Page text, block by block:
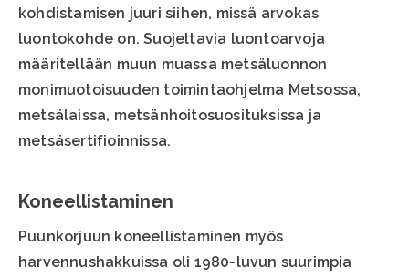
kohdistamisen juuri siihen, missä arvokas
luontokohde on. Suojeltavia luontoarvoja
määritellään muun muassa metsäluonnon
monimuotoisuuden toimintaohjelma Metsossa,
metsälaissa, metsänhoitosuosituksissa ja
metsäsertifioinnissa.
Koneellistaminen
Puunkorjuun koneellistaminen myös
harvennushakkuissa oli 1980-luvun suurimpia